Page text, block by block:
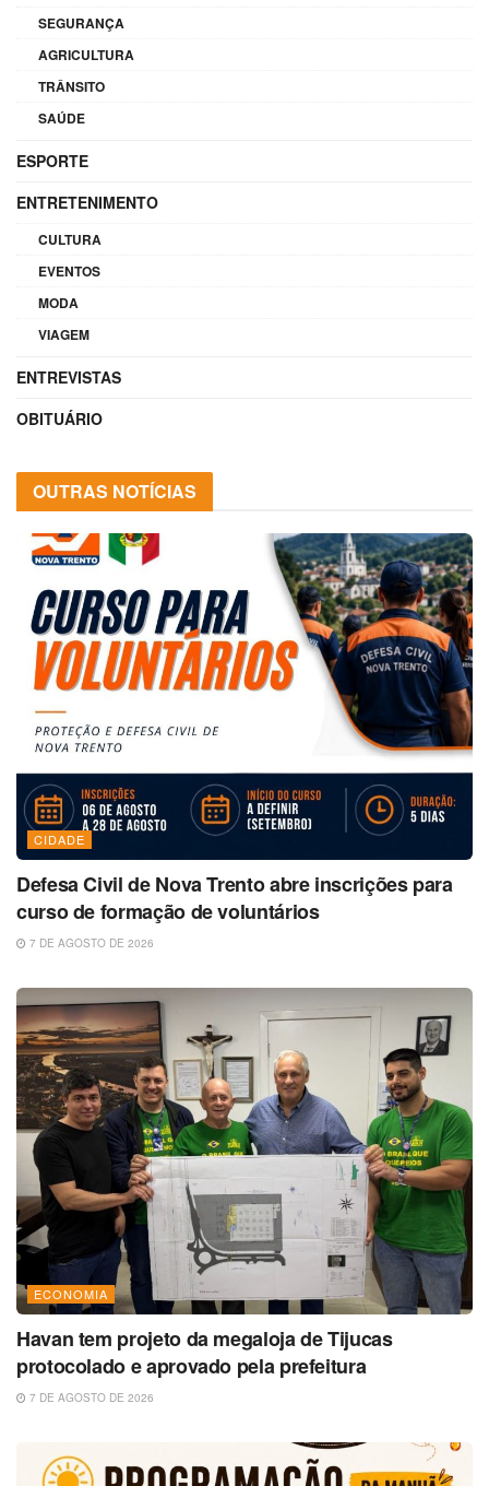
SEGURANÇA
AGRICULTURA
TRÂNSITO
SAÚDE
ESPORTE
ENTRETENIMENTO
CULTURA
EVENTOS
MODA
VIAGEM
ENTREVISTAS
OBITUÁRIO
OUTRAS NOTÍCIAS
CIDADE
Defesa Civil de Nova Trento abre inscrições para
curso de formação de voluntários
7 DE AGOSTO DE 2026
ECONOMIA
Havan tem projeto da megaloja de Tijucas
protocolado e aprovado pela prefeitura
7 DE AGOSTO DE 2026